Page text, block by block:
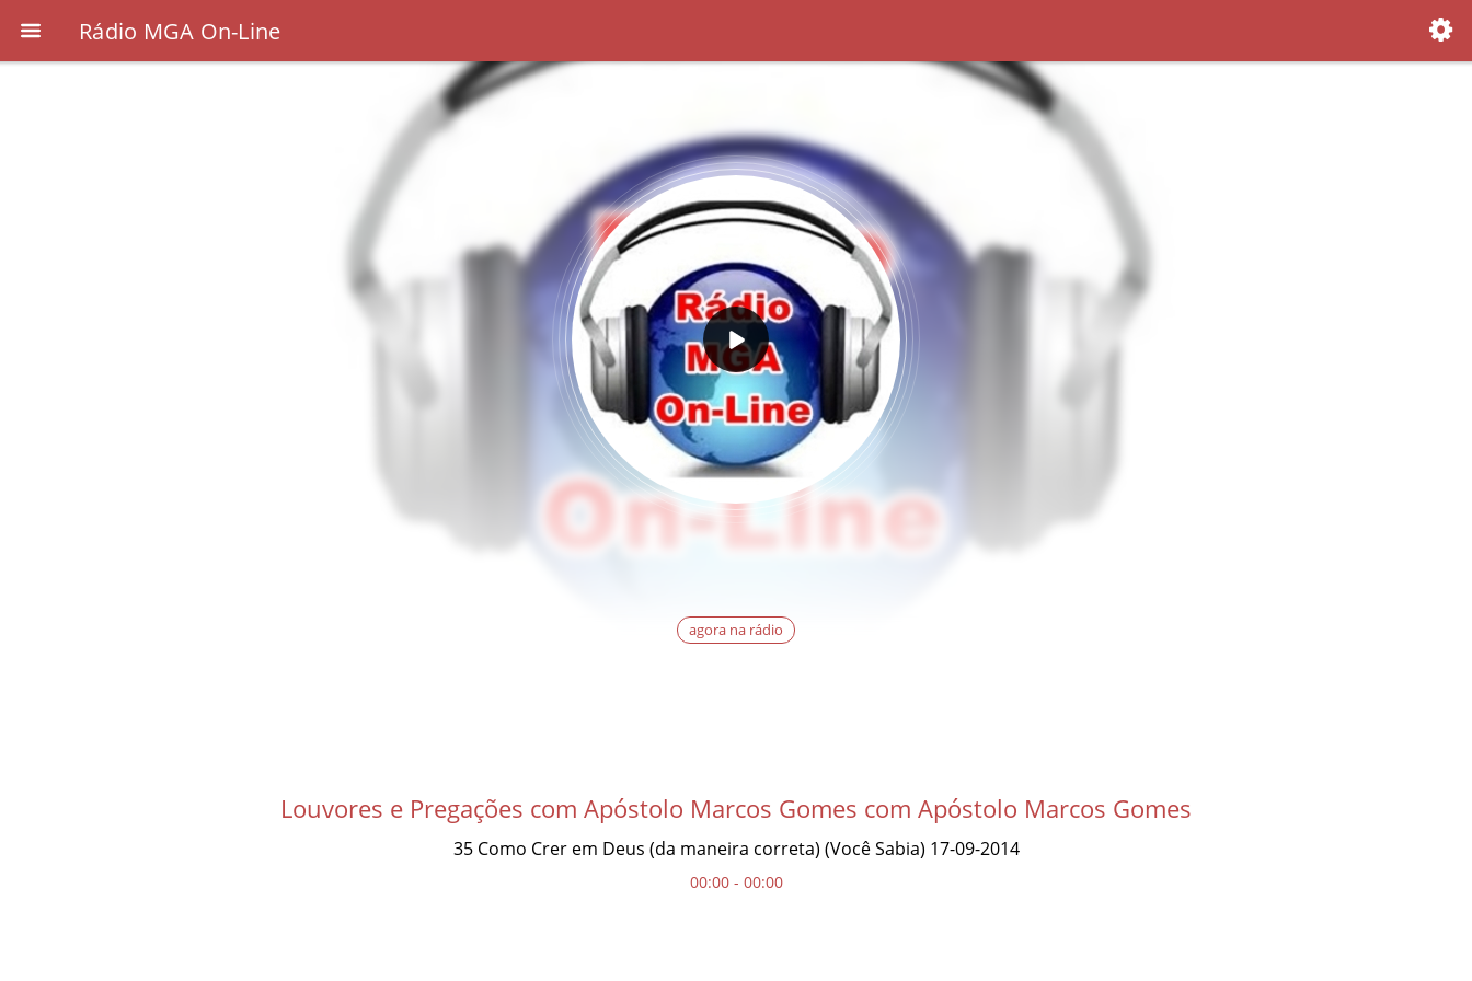
Rádio MGA On-Line
agora na rádio
Louvores e Pregações com Apóstolo Marcos Gomes com Apóstolo Marcos Gomes
35 Como Crer em Deus (da maneira correta) (Você Sabia) 17-09-2014
00:00 - 00:00